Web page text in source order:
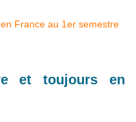
et toujours en